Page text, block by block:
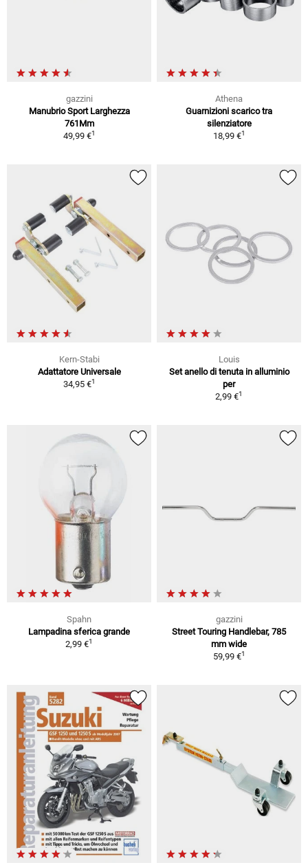
gazzini
Manubrio Sport Larghezza
761Mm
49,99 €1
Athena
Guarnizioni scarico tra
silenziatore
18,99 €1
Kern-Stabi
Adattatore Universale
34,95 €1
Louis
Set anello di tenuta in alluminio
per
2,99 €1
Spahn
Lampadina sferica grande
2,99 €1
gazzini
Street Touring Handlebar, 785
mm wide
59,99 €1